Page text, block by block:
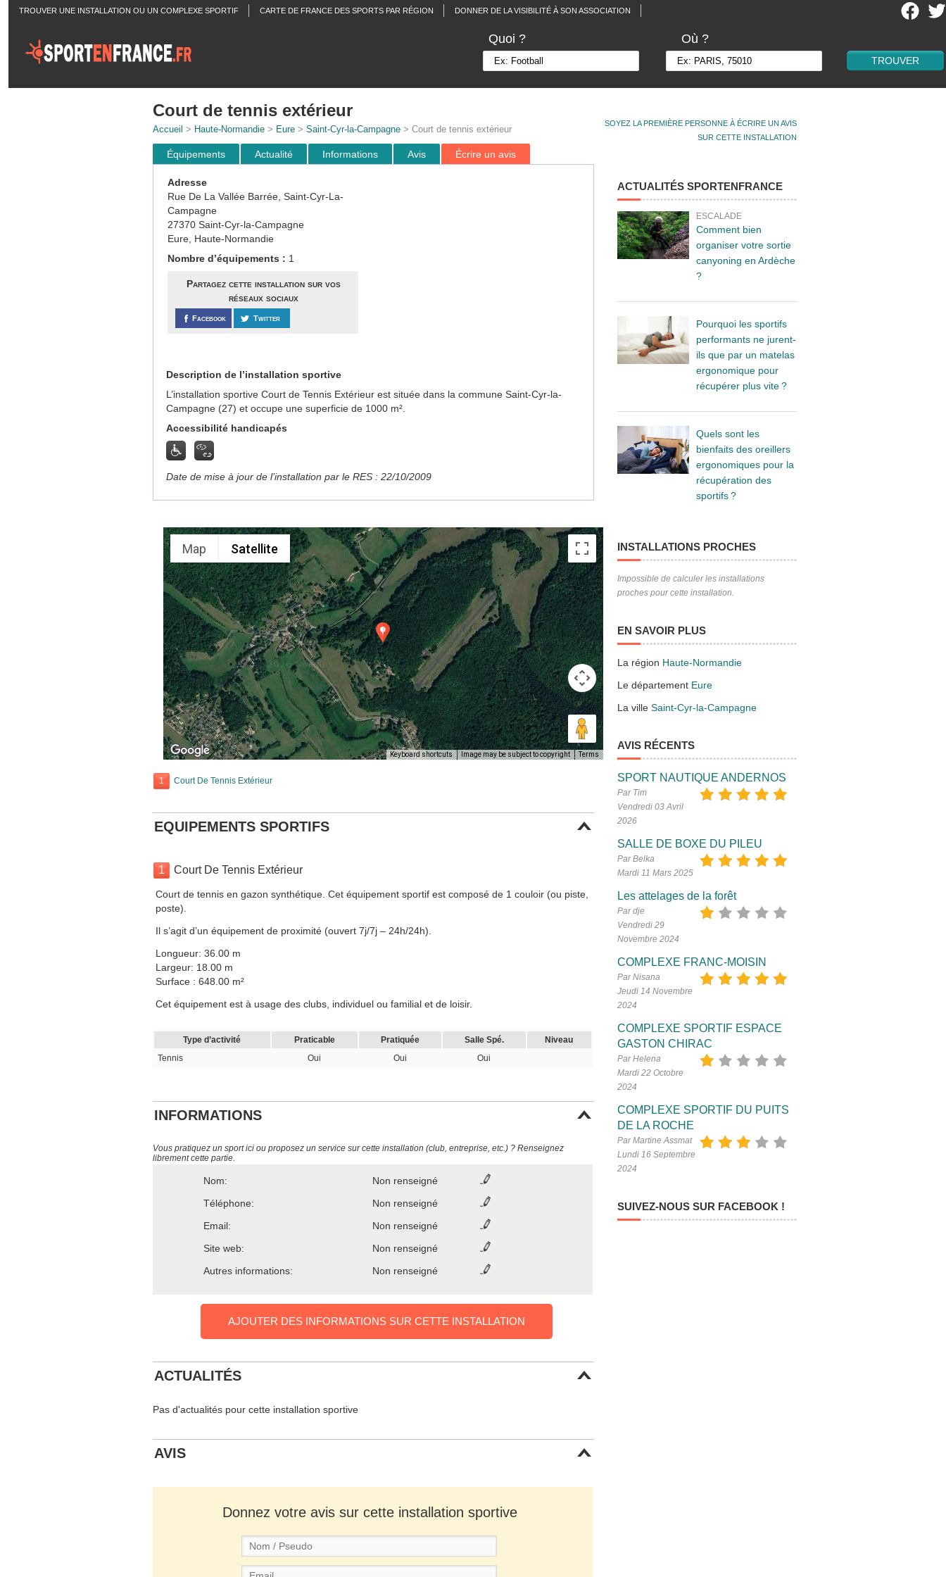
TROUVER UNE INSTALLATION OU UN COMPLEXE SPORTIF CARTE DE FRANCE DES SPORTS PAR RÉGION DONNER DE LA VISIBILITÉ À SON ASSOCIATION
Quoi ? Où ?
SOYEZ LA PREMIÈRE PERSONNE À ÉCRIRE UN AVIS
SUR CETTE INSTALLATION
Court de tennis extérieur
Accueil > Haute-Normandie> Eure> Saint-Cyr-la-Campagne> Court de tennis extérieur
Équipements Actualité Informations Avis Écrire un avis
Adresse
Rue De La Vallée Barrée, Saint-Cyr-La-
Campagne
27370 Saint-Cyr-la-Campagne
Eure, Haute-Normandie
Nombre d’équipements : 1
Partagez cette installation sur vos
réseaux sociaux
Facebook Twitter
Description de l’installation sportive
L’installation sportive Court de Tennis Extérieur est située dans la commune Saint-Cyr-la-
Campagne (27) et occupe une superficie de 1000 m².
Accessibilité handicapés
Date de mise à jour de l’installation par le RES : 22/10/2009
Map Satellite
Keyboard shortcuts Image may be subject to copyright Terms
1 Court De Tennis Extérieur
EQUIPEMENTS SPORTIFS
1 Court De Tennis Extérieur
Court de tennis en gazon synthétique. Cet équipement sportif est composé de 1 couloir (ou piste,
poste).
Il s’agit d’un équipement de proximité (ouvert 7j/7j – 24h/24h).
Longueur: 36.00 m
Largeur: 18.00 m
Surface : 648.00 m²
Cet équipement est à usage des clubs, individuel ou familial et de loisir.
Type d’activité Praticable Pratiquée Salle Spé.
Niveau
Tennis
Oui Oui Oui
INFORMATIONS
Vous pratiquez un sport ici ou proposez un service sur cette installation (club, entreprise, etc.) ? Renseignez
librement cette partie.
Nom:
Non renseigné
Téléphone:
Non renseigné
Email:
Non renseigné
Site web:
Non renseigné
Autres informations:
Non renseigné
AJOUTER DES INFORMATIONS SUR CETTE INSTALLATION
ACTUALITÉS
Pas d'actualités pour cette installation sportive
AVIS
Donnez votre avis sur cette installation sportive
ACTUALITÉS SPORTENFRANCE
ESCALADE
Comment bien
organiser votre sortie
canyoning en Ardèche
?
Pourquoi les sportifs
performants ne jurent-
ils que par un matelas
ergonomique pour
récupérer plus vite ?
Quels sont les
bienfaits des oreillers
ergonomiques pour la
récupération des
sportifs ?
INSTALLATIONS PROCHES
Impossible de calculer les installations
proches pour cette installation.
EN SAVOIR PLUS
La région Haute-Normandie
Le département Eure
La ville Saint-Cyr-la-Campagne
AVIS RÉCENTS
SPORT NAUTIQUE ANDERNOS
Par Tim
Vendredi 03 Avril
2026
SALLE DE BOXE DU PILEU
Par Belka
Mardi 11 Mars 2025
Les attelages de la forêt
Par dje
Vendredi 29
Novembre 2024
COMPLEXE FRANC-MOISIN
Par Nisana
Jeudi 14 Novembre
2024
COMPLEXE SPORTIF ESPACE
GASTON CHIRAC
Par Helena
Mardi 22 Octobre
2024
COMPLEXE SPORTIF DU PUITS
DE LA ROCHE
Par Martine Assmat
Lundi 16 Septembre
2024
SUIVEZ-NOUS SUR FACEBOOK !